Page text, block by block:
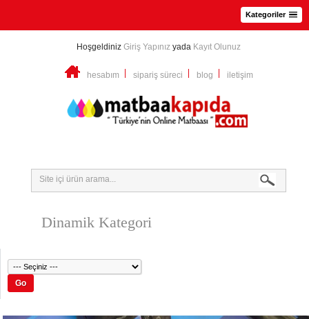
Kategoriler
Hoşgeldiniz Giriş Yapınız yada Kayıt Olunuz
hesabım sipariş süreci blog iletişim
Dinamik Kategori
Go